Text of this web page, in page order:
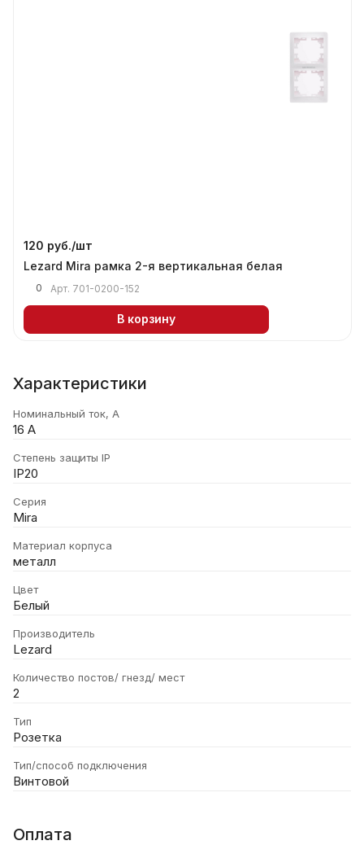
120 руб./шт
Lezard Mira рамка 2-я вертикальная белая
0 Арт. 701-0200-152
В корзину
Характеристики
Номинальный ток, А
16 А
Степень защиты IP
IP20
Серия
Mira
Материал корпуса
металл
Цвет
Белый
Производитель
Lezard
Количество постов/ гнезд/ мест
2
Тип
Розетка
Тип/способ подключения
Винтовой
Оплата